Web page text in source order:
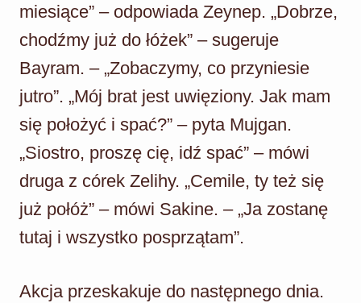
miesiące” – odpowiada Zeynep. „Dobrze,
chodźmy już do łóżek” – sugeruje
Bayram. – „Zobaczymy, co przyniesie
jutro”. „Mój brat jest uwięziony. Jak mam
się położyć i spać?” – pyta Mujgan.
„Siostro, proszę cię, idź spać” – mówi
druga z córek Zelihy. „Cemile, ty też się
już połóż” – mówi Sakine. – „Ja zostanę
tutaj i wszystko posprzątam”.
Akcja przeskakuje do następnego dnia.